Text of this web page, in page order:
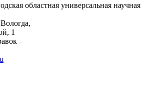
областная универсальная научная
1
–